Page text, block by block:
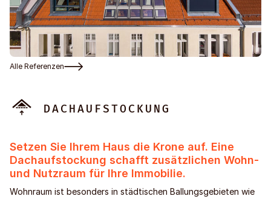
Alle Referenzen
DACHAUFSTOCKUNG
Setzen Sie Ihrem Haus die Krone auf. Eine
Dachaufstockung schafft zusätzlichen Wohn-
und Nutzraum für Ihre Immobilie.
Wohnraum ist besonders in städtischen Ballungsgebieten wie